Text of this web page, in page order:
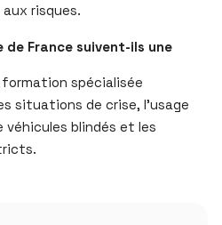
risques.
de France suivent-ils une
spécialisée
situations de crise, l’usage
véhicules blindés et les